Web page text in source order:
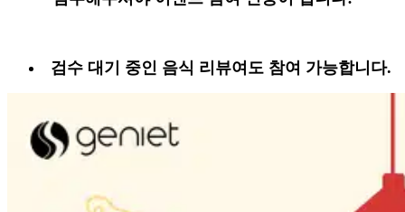
검수 대기 중인 음식 리뷰여도 참여 가능합니다.